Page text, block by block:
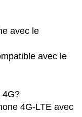
avec le
avec le
4G?
4G-LTE avec